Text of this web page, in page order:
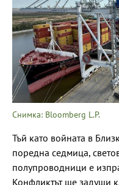
Снимка: Bloomberg L.P.
Тъй като войната в
поредна седмица,
полупроводници е
Конфликтът ще задуши